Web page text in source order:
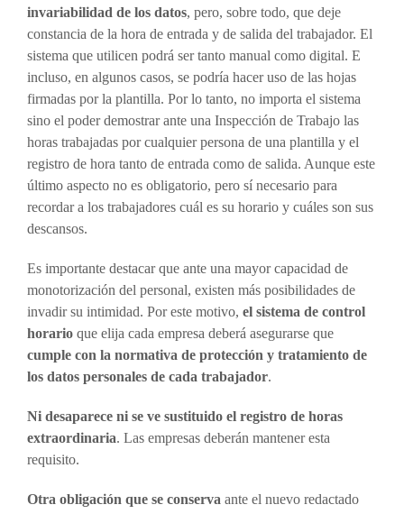
invariabilidad de los datos, pero, sobre todo, que deje
constancia de la hora de entrada y de salida del trabajador. El
sistema que utilicen podrá ser tanto manual como digital. E
incluso, en algunos casos, se podría hacer uso de las hojas
firmadas por la plantilla. Por lo tanto, no importa el sistema
sino el poder demostrar ante una Inspección de Trabajo las
horas trabajadas por cualquier persona de una plantilla y el
registro de hora tanto de entrada como de salida. Aunque este
último aspecto no es obligatorio, pero sí necesario para
recordar a los trabajadores cuál es su horario y cuáles son sus
descansos.
Es importante destacar que ante una mayor capacidad de
monotorización del personal, existen más posibilidades de
invadir su intimidad. Por este motivo, el sistema de control
horario que elija cada empresa deberá asegurarse que
cumple con la normativa de protección y tratamiento de
los datos personales de cada trabajador.
Ni desaparece ni se ve sustituido el registro de horas
extraordinaria. Las empresas deberán mantener esta
requisito.
Otra obligación que se conserva ante el nuevo redactado